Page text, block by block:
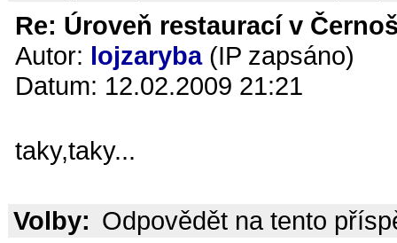
Re: Úroveň restaurací v
Autor: lojzaryba(IP zapsáno)
Datum: 12.02.2009 21:21
taky,taky...
Volby: Odpovědět na tento